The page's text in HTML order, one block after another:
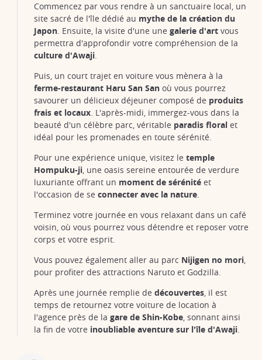
The Hyakudanen, 100 stepped gardens cascading down the
hillside at Awaji Yumebutai
Commencez par vous rendre à un sanctuaire local, un
site sacré de l'île dédié au mythe de la création du
Japon. Ensuite, la visite d'une une galerie d'art vous
permettra d'approfondir votre compréhension de la
culture d'Awaji.
Puis, un court trajet en voiture vous mènera à la
ferme-restaurant Haru San San où vous pourrez
savourer un délicieux déjeuner composé de produits
frais et locaux. L'après-midi, immergez-vous dans la
beauté d'un célèbre parc, véritable paradis floral et
idéal pour les promenades en toute sérénité.
Pour une expérience unique, visitez le temple
Hompuku-ji, une oasis sereine entourée de verdure
luxuriante offrant un moment de sérénité et
l'occasion de se connecter avec la nature.
Terminez votre journée en vous relaxant dans un café
voisin, où vous pourrez vous détendre et reposer votre
corps et votre esprit.
Vous pouvez également aller au parc Nijigen no mori,
pour profiter des attractions Naruto et Godzilla.
Après une journée remplie de découvertes, il est
temps de retournez votre voiture de location à
l'agence près de la gare de Shin-Kobe, sonnant ainsi
la fin de votre inoubliable aventure sur l'île d'Awaji.